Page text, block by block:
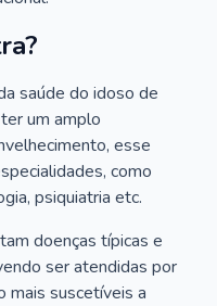
saúde do idoso de
um amplo
esse
como
psiquiatria etc.
doenças típicas e
ser atendidas por
mais suscetíveis a